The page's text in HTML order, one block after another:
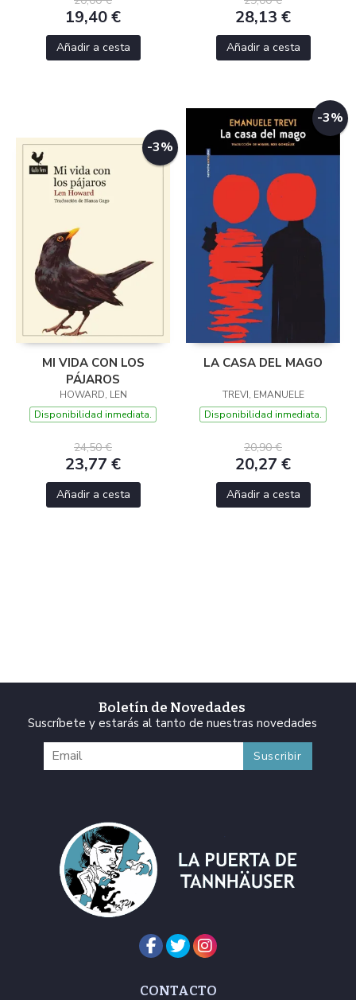
19,40 €
Añadir a cesta
28,13 €
Añadir a cesta
-3%
MI VIDA CON LOS
PÁJAROS
HOWARD, LEN
Disponibilidad inmediata.
24,50 €
23,77 €
Añadir a cesta
-3%
LA CASA DEL MAGO
TREVI, EMANUELE
Disponibilidad inmediata.
20,90 €
20,27 €
Añadir a cesta
Boletín de Novedades
Suscríbete y estarás al tanto de nuestras novedades
CONTACTO